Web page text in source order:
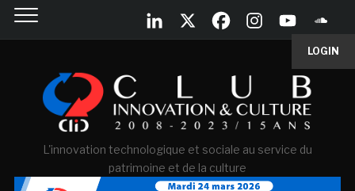
LOGIN
L'innovation technologique et sociale au service du
patrimoine et de la culture